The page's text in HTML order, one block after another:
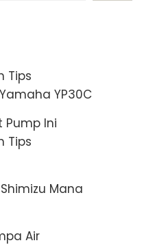
Tips
YP30C
Pump Ini
Tips
Mana
Air